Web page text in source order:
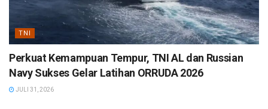
TNI
Perkuat Kemampuan Tempur, TNI AL dan Russian
Navy Sukses Gelar Latihan ORRUDA 2026
JULI 31, 2026